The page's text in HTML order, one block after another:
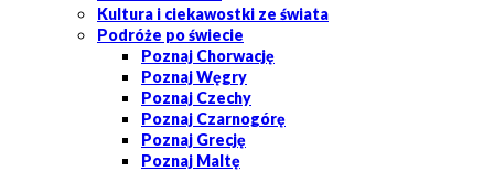
Kultura i ciekawostki ze świata
Podróże po świecie
Poznaj Chorwację
Poznaj Węgry
Poznaj Czechy
Poznaj Czarnogórę
Poznaj Grecję
Poznaj Maltę